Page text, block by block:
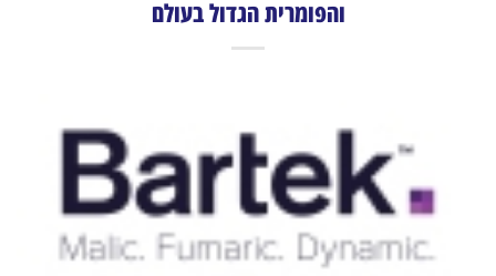
והפומרית הגדול בעולם